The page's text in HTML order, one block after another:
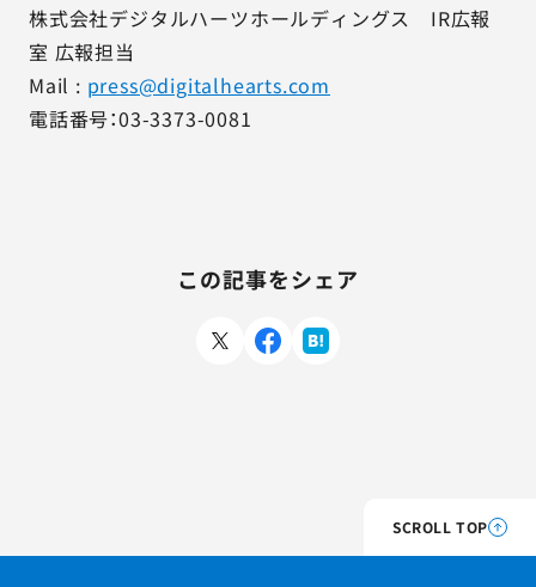
株式会社デジタルハーツホールディングス IR広報
室 広報担当
Mail : press@digitalhearts.com
電話番号：03-3373-0081
この記事をシェア
SCROLL TOP